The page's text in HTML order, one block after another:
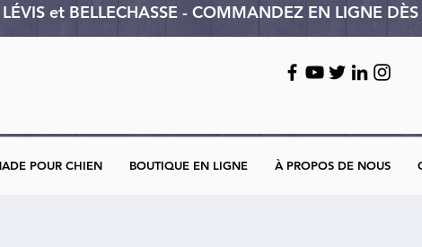
et BELLECHASSE - COMMANDEZ EN LIGNE
POUR CHIEN BOUTIQUE EN LIGNE À PROPOS DE NOUS